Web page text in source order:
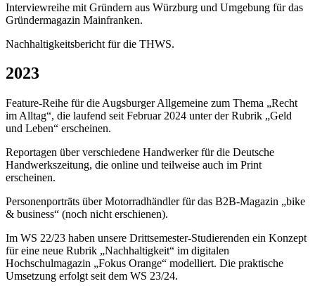
Interviewreihe mit Gründern aus Würzburg und Umgebung für das
Gründermagazin Mainfranken.
Nachhaltigkeitsbericht für die THWS.
2023
Feature-Reihe für die Augsburger Allgemeine zum Thema „Recht
im Alltag“, die laufend seit Februar 2024 unter der Rubrik „Geld
und Leben“ erscheinen.
Reportagen über verschiedene Handwerker für die Deutsche
Handwerkszeitung, die online und teilweise auch im Print
erscheinen.
Personenporträts über Motorradhändler für das B2B-Magazin „bike
& business“ (noch nicht erschienen).
Im WS 22/23 haben unsere Drittsemester-Studierenden ein Konzept
für eine neue Rubrik „Nachhaltigkeit“ im digitalen
Hochschulmagazin „Fokus Orange“ modelliert. Die praktische
Umsetzung erfolgt seit dem WS 23/24.